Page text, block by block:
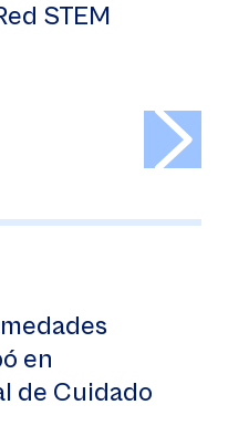
STEM
en
de Cuidado